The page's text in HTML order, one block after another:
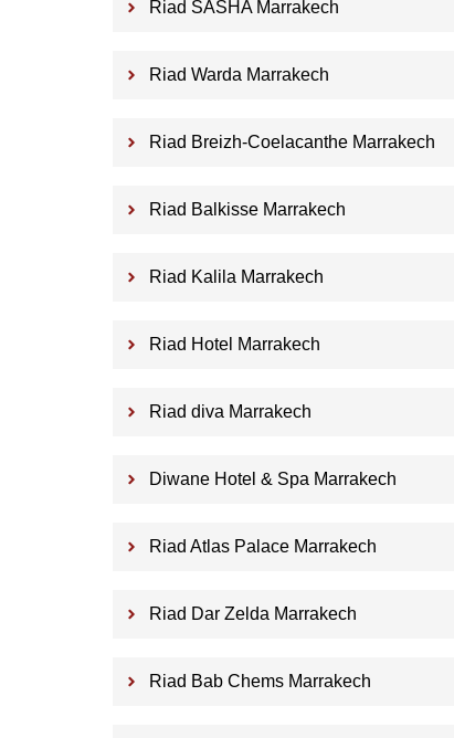
Riad SASHA Marrakech
Riad Warda Marrakech
Riad Breizh-Coelacanthe Marrakech
Riad Balkisse Marrakech
Riad Kalila Marrakech
Riad Hotel Marrakech
Riad diva Marrakech
Diwane Hotel & Spa Marrakech
Riad Atlas Palace Marrakech
Riad Dar Zelda Marrakech
Riad Bab Chems Marrakech